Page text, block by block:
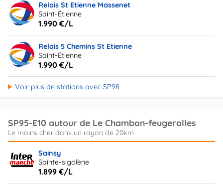
Relais St Etienne Massenet
Saint-Étienne
1.990 €/L
Relais 5 Chemins St Etienne
Saint-Étienne
1.990 €/L
Voir plus de stations avec SP98
SP95-E10 autour de Le Chambon-feugerolles
Sainsy
Sainte-sigolène
1.899 €/L